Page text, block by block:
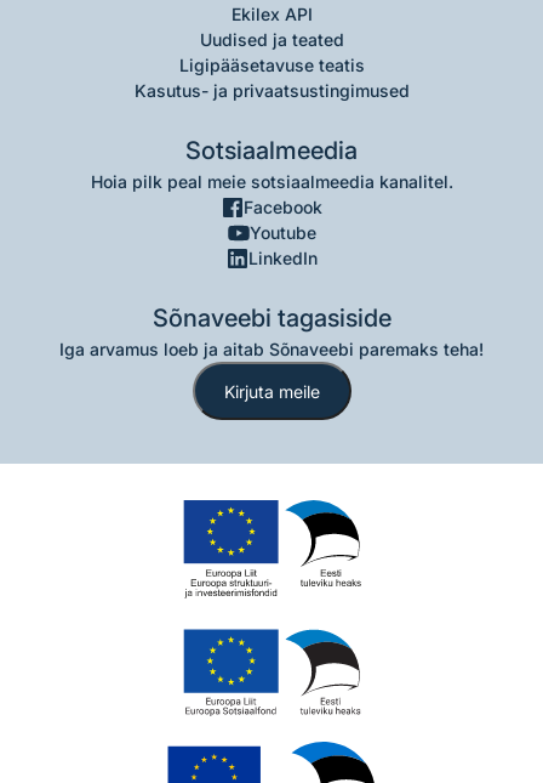
Ekilex API
Uudised ja teated
Ligipääsetavuse teatis
Kasutus- ja privaatsustingimused
Sotsiaalmeedia
Hoia pilk peal meie sotsiaalmeedia kanalitel.
Facebook
Youtube
LinkedIn
Sõnaveebi tagasiside
Iga arvamus loeb ja aitab Sõnaveebi paremaks teha!
Kirjuta meile